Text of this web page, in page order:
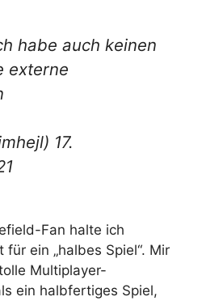
habe auch keinen
externe
17.
Fan halte ich
für ein „halbes Spiel“. Mir
Multiplayer-
ein halbfertiges Spiel,